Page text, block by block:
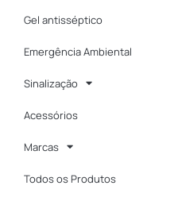
Gel antisséptico
Emergência Ambiental
Sinalização
Acessórios
Marcas
Todos os Produtos